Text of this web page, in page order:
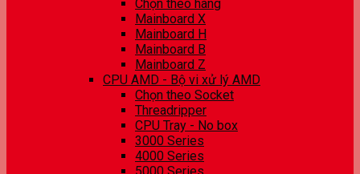
Chọn theo hãng
Mainboard X
Mainboard H
Mainboard B
Mainboard Z
CPU AMD - Bộ vi xử lý AMD
Chọn theo Socket
Threadripper
CPU Tray - No box
3000 Series
4000 Series